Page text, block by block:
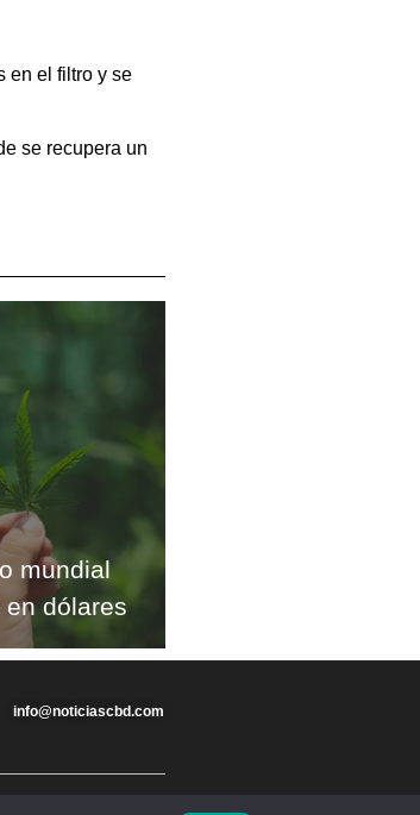
en el filtro y se
se recupera un
mundial
dólares
info@noticiascbd.com